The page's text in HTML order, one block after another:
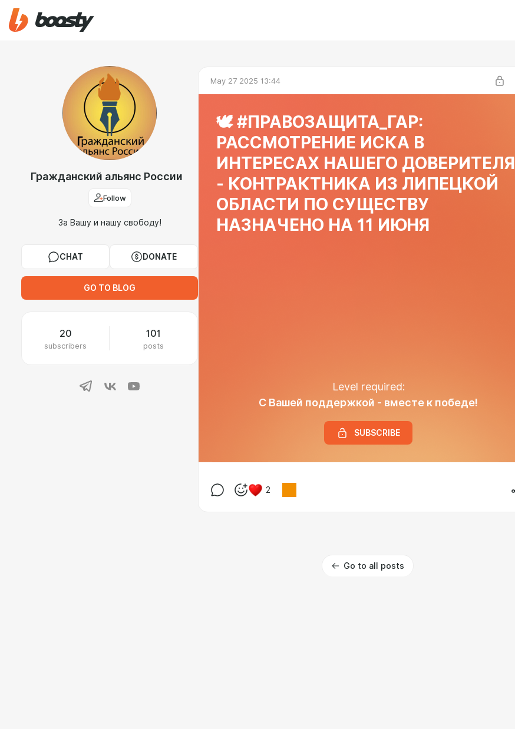
Гражданский альянс России
Follow
За Вашу и нашу свободу!
CHAT DONATE
GO TO BLOG
20
subscribers
101
posts
May 27 2025 13:44
🕊️ #ПРАВОЗАЩИТА_ГАР:
РАССМОТРЕНИЕ ИСКА В
ИНТЕРЕСАХ НАШЕГО ДОВЕРИТЕЛЯ
- КОНТРАКТНИКА ИЗ ЛИПЕЦКОЙ
ОБЛАСТИ ПО СУЩЕСТВУ
НАЗНАЧЕНО НА 11 ИЮНЯ
Level required:
С Вашей поддержкой - вместе к победе!
SUBSCRIBE
2
Go to all posts